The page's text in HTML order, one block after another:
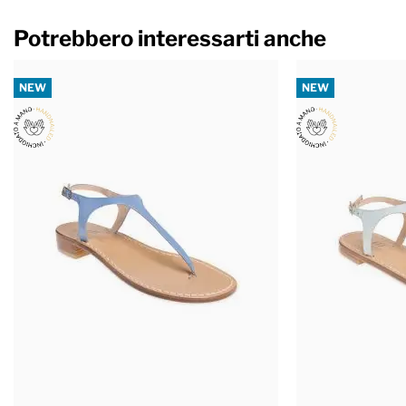
Potrebbero interessarti anche
NEW NEW